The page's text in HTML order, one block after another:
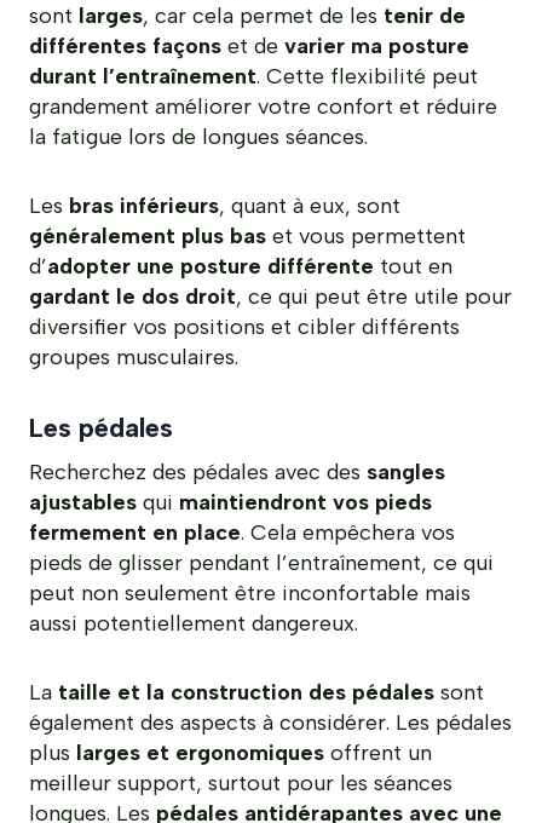
sont larges, car cela permet de les tenir de
différentes façons et de varier ma posture
durant l’entraînement. Cette flexibilité peut
grandement améliorer votre confort et réduire
la fatigue lors de longues séances.
Les bras inférieurs, quant à eux, sont
généralement plus bas et vous permettent
d’adopter une posture différente tout en
gardant le dos droit, ce qui peut être utile pour
diversifier vos positions et cibler différents
groupes musculaires.
Les pédales
Recherchez des pédales avec des sangles
ajustables qui maintiendront vos pieds
fermement en place. Cela empêchera vos
pieds de glisser pendant l’entraînement, ce qui
peut non seulement être inconfortable mais
aussi potentiellement dangereux.
La taille et la construction des pédales sont
également des aspects à considérer. Les pédales
plus larges et ergonomiques offrent un
meilleur support, surtout pour les séances
longues. Les pédales antidérapantes avec une